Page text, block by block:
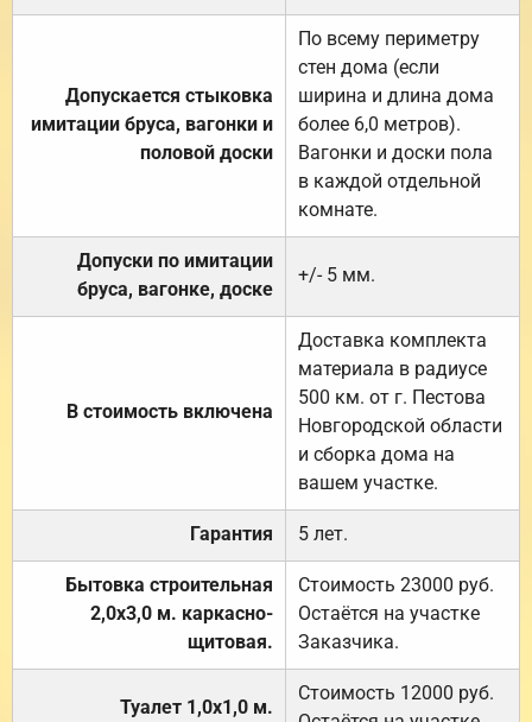
Допускается стыковка
имитации бруса, вагонки и
половой доски
По всему периметру
стен дома (если
ширина и длина дома
более 6,0 метров).
Вагонки и доски пола
в каждой отдельной
комнате.
Допуски по имитации
бруса, вагонке, доске
+/- 5 мм.
В стоимость включена
Доставка комплекта
материала в радиусе
500 км. от г. Пестова
Новгородской области
и сборка дома на
вашем участке.
Гарантия 5 лет.
Бытовка строительная
2,0х3,0 м. каркасно-
щитовая.
Стоимость 23000 руб.
Остаётся на участке
Заказчика.
Туалет 1,0х1,0 м.
Стоимость 12000 руб.